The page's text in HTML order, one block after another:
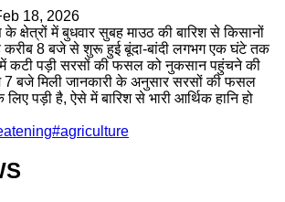
18, 2026
क्षेत्रों में बुधवार सुबह माउठ की बारिश से किसानों
करीब 8 बजे से शुरू हुई बूंदा-बांदी लगभग एक घंटे तक
में कटी पड़ी सरसों की फसल को नुकसान पहुंचने की
बजे मिली जानकारी के अनुसार सरसों की फसल
पड़ी है, ऐसे में बारिश से भारी आर्थिक हानि हो
#agriculture